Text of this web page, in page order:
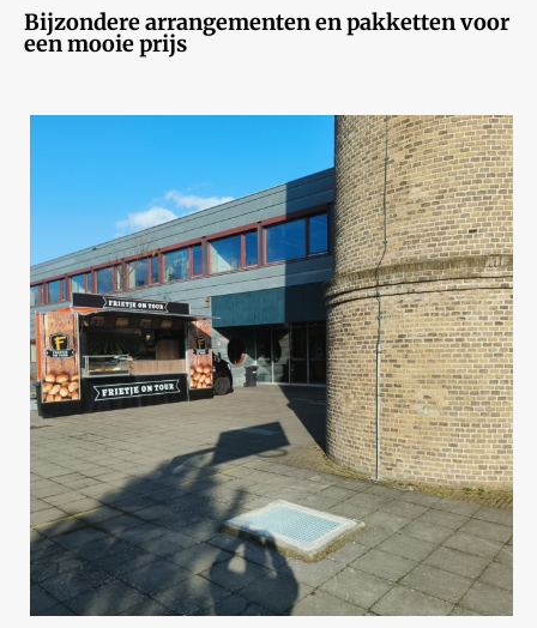
Bijzondere arrangementen en pakketten voor
een mooie prijs